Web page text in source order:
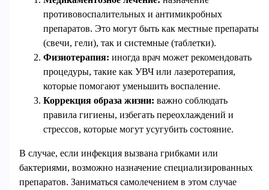
противовоспалительных и антимикробных
препаратов. Это могут быть как местные препараты
(свечи, гели), так и системные (таблетки).
Физиотерапия: иногда врач может рекомендовать
процедуры, такие как УВЧ или лазеротерапия,
которые помогают уменьшить воспаление.
Коррекция образа жизни: важно соблюдать
правила гигиены, избегать переохлаждений и
стрессов, которые могут усугубить состояние.
В случае, если инфекция вызвана грибками или
бактериями, возможно назначение специализированных
препаратов. Заниматься самолечением в этом случае